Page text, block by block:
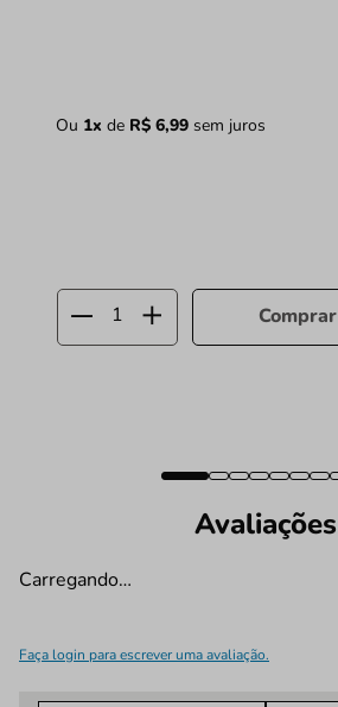
Ou 1x de R$ 6,99sem juros
Comprar
Avaliações
Carregando…
Faça login para escrever uma avaliação.